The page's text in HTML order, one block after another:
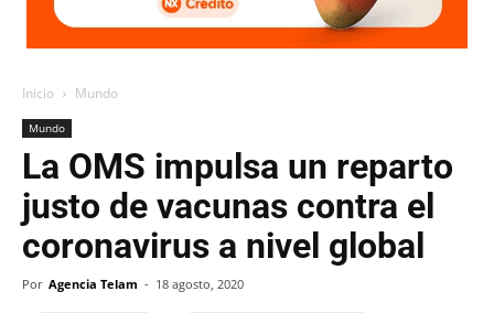
Inicio Mundo
Mundo
La OMS impulsa un reparto
justo de vacunas contra el
coronavirus a nivel global
Por Agencia Telam - 18 agosto, 2020